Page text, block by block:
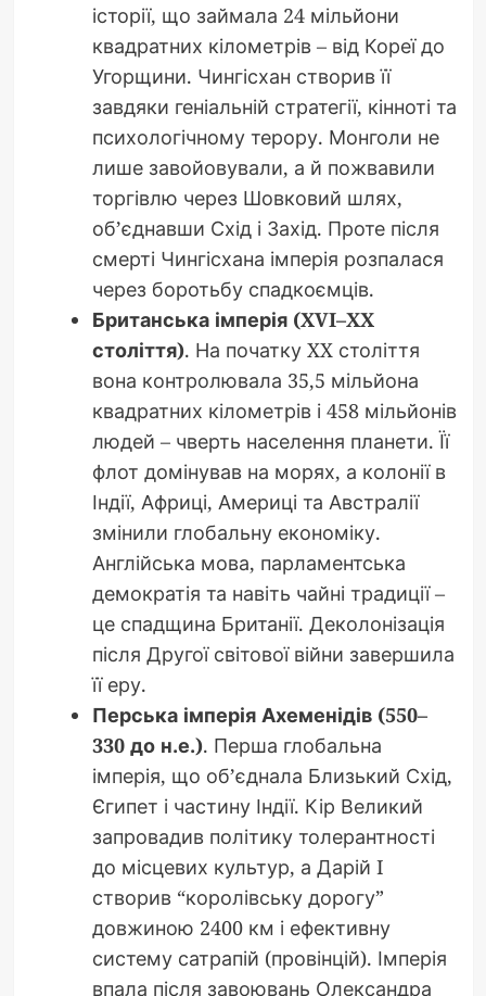
історії, що займала 24 мільйони
квадратних кілометрів – від Кореї до
Угорщини. Чингісхан створив її
завдяки геніальній стратегії, кінноті та
психологічному терору. Монголи не
лише завойовували, а й пожвавили
торгівлю через Шовковий шлях,
об’єднавши Схід і Захід. Проте після
смерті Чингісхана імперія розпалася
через боротьбу спадкоємців.
Британська імперія (XVI–XX
століття). На початку XX століття
вона контролювала 35,5 мільйона
квадратних кілометрів і 458 мільйонів
людей – чверть населення планети. Її
флот домінував на морях, а колонії в
Індії, Африці, Америці та Австралії
змінили глобальну економіку.
Англійська мова, парламентська
демократія та навіть чайні традиції –
це спадщина Британії. Деколонізація
після Другої світової війни завершила
її еру.
Перська імперія Ахеменідів (550–
330 до н.е.). Перша глобальна
імперія, що об’єднала Близький Схід,
Єгипет і частину Індії. Кір Великий
запровадив політику толерантності
до місцевих культур, а Дарій I
створив “королівську дорогу”
довжиною 2400 км і ефективну
систему сатрапій (провінцій). Імперія
впала після завоювань Олександра